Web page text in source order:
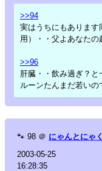
>>94
実はうちにもあります
用）・・父よあなたの
>>96
肝臓・・飲み過ぎ？と
ルーンたんまだ若いの
🐾 98 ＠ にゃんとにゃ
2003-05-25
16:28:35